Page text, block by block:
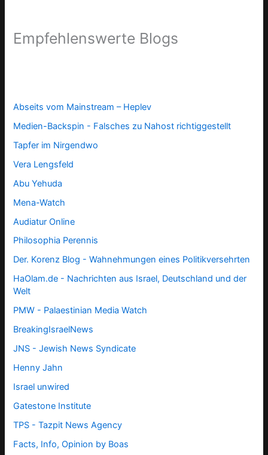
Empfehlenswerte Blogs
Abseits vom Mainstream – Heplev
Medien-Backspin - Falsches zu Nahost richtiggestellt
Tapfer im Nirgendwo
Vera Lengsfeld
Abu Yehuda
Mena-Watch
Audiatur Online
Philosophia Perennis
Der. Korenz Blog - Wahnehmungen eines Politikversehrten
HaOlam.de - Nachrichten aus Israel, Deutschland und der
Welt
PMW - Palaestinian Media Watch
BreakingIsraelNews
JNS - Jewish News Syndicate
Henny Jahn
Israel unwired
Gatestone Institute
TPS -Tazpit News Agency
Facts, Info, Opinion by Boas